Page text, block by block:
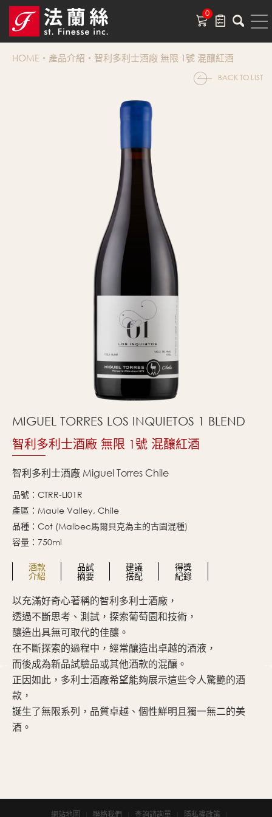
0
HOME 產品介紹 智利多利士酒廠 無限 1號 混釀紅酒
BACK TO LIST
MIGUEL TORRES LOS INQUIETOS 1 BLEND
智利多利士酒廠 無限 1號 混釀紅酒
智利多利士酒廠 Miguel Torres Chile
品號：CTRR-LI01R
產區：Maule Valley, Chile
品種：Cot (Malbec馬爾貝克為主的古園混種)
容量：750ml
酒款
介紹
品試
摘要
建議
搭配
得獎
紀錄
以充滿好奇心著稱的智利多利士酒廠，
透過不斷思考、測試，探索葡萄園和技術，
釀造出具無可取代的佳釀。
在不斷探索的過程中，經常釀造出卓越的酒液，
而後成為新品試驗品或其他酒款的混釀。
正因如此，多利士酒廠希望能夠展示這些令人驚艷的酒
款，
誕生了無限系列，品質卓越、個性鮮明且獨一無二的美
酒。
網站地圖 聯絡我們 查詢諮詢單 隱私權政策